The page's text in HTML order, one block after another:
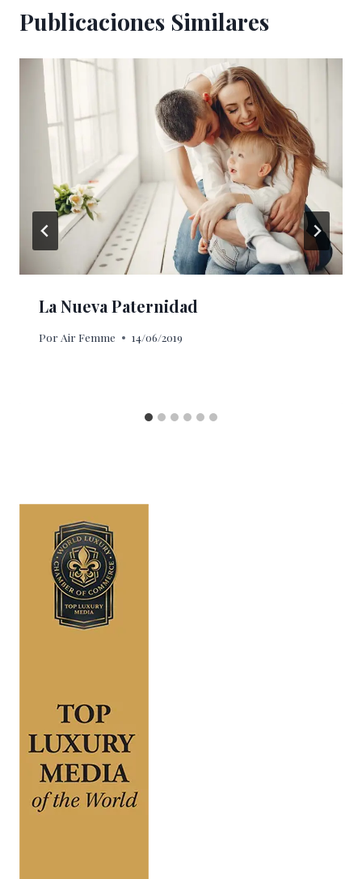
Publicaciones Similares
La Nueva Paternidad
Por Air Femme 14/06/2019